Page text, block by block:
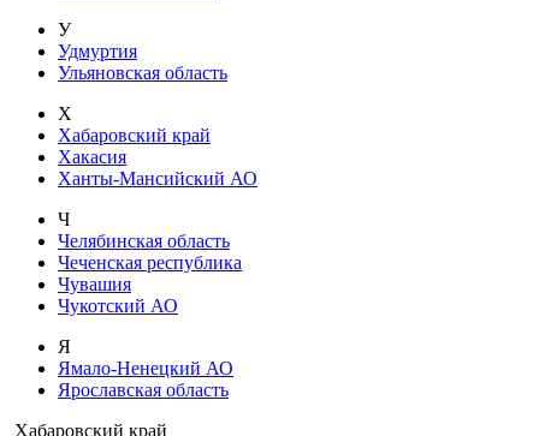
У
Удмуртия
Ульяновская область
Х
Хабаровский край
Хакасия
Ханты-Мансийский АО
Ч
Челябинская область
Чеченская республика
Чувашия
Чукотский АО
Я
Ямало-Ненецкий АО
Ярославская область
Хабаровский край